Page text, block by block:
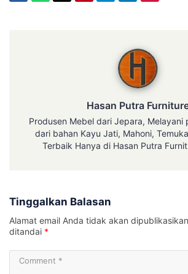
Hasan Putra
Produsen Mebel dari Jepara, Melayani
dari bahan Kayu Jati, Mahoni,
Terbaik Hanya di Hasan Putra
Tinggalkan Balasan
Alamat email Anda tidak akan
ditandai *